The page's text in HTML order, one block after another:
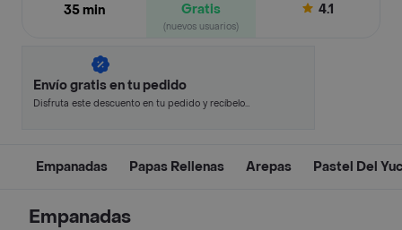
35 min
Gratis
(nuevos usuarios)
4.1
Envío gratis en tu pedido
Disfruta este descuento en tu pedido y recíbelo
Empanadas Papas Rellenas Arepas Pastel Del
Empanadas